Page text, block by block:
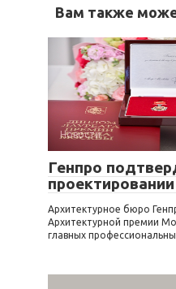
Вам также
Новости
Генпро
Архитектурное бюро
Архитектурной премии
главных